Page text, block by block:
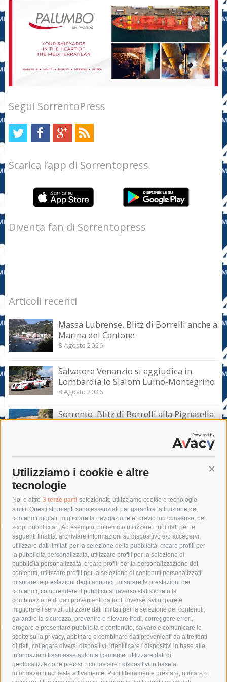
Utilizziamo i cookie e altre
tecnologie
Noi e altre 3 terze parti selezionate utilizziamo cookie e tecnologie
simili. Questi strumenti sono essenziali per garantire la fruizione dei
contenuti digitali, migliorare la navigazione e, previo tuo consenso, per
scopi pubblicitari. Ad esempio, potremmo utilizzare i tuoi dati per le
seguenti finalità: archiviare informazioni su dispositivo e/o accedervi,
utilizzare dati limitati per la selezione della pubblicità, creare profili per
la pubblicità personalizzata, utilizzare profili per la selezione di
pubblicità personalizzata, creare profili per la personalizzazione dei
contenuti, utilizzare profili per la selezione di contenuti personalizzati,
misurare le prestazioni degli annunci, misurare le prestazioni dei
contenuti, comprendere il pubblico attraverso statistiche o la
combinazione di dati provenienti da fonti diverse, sviluppare e
migliorare i servizi, utilizzare dati limitati per la selezione dei contenuti,
garantire la sicurezza, prevenire e rilevare frodi, correggere errori,
erogare e presentare pubblicità e contenuto, salvare e comunicare le
scelte sulla privacy, abbinare e combinare dati provenienti da altre fonti
di dati, collegare diversi dispositivi, identificare i dispositivi in base alle
informazioni trasmesse automaticamente, utilizzare dati di
geolocalizzazione precisi, riconoscere i dispositivi in base a
informazioni richieste attivamente. Puoi liberamente prestare, rifiutare o
Segui SorrentoPress
Scarica l’app di Sorrentopress
Diventa fan di Sorrentopress
Articoli recenti
Massa Lubrense. Blitz di Borrelli anche a
Marina del Cantone
8 Agosto 2026
Salvatore Venanzio si aggiudica in
Lombardia lo Slalom Luino-Montegrino
8 Agosto 2026
Sorrento. Blitz di Borrelli alla Pignatella
– video –
Tag
acqua allerta meteo
anas
area marina protetta di punta campanella
arresto
Asl Napoli 3 sud
capitaneria di porto capri
carabinieri
castellammare di stabia
circumvesuviana
comune di sorrento
concerto
contagi
costiera amalfitana
covid-19 eav
elezioni
fondazione sorrento
gori guardia costiera
incidente
lavori
lorenzo balducelli mare
massa lubrense
massimo coppola
Meta napoli
ordinanza
penisola sorrentina
piano di sorrento
polizia municipale
protezione civile
Regione Campania sant'agnello